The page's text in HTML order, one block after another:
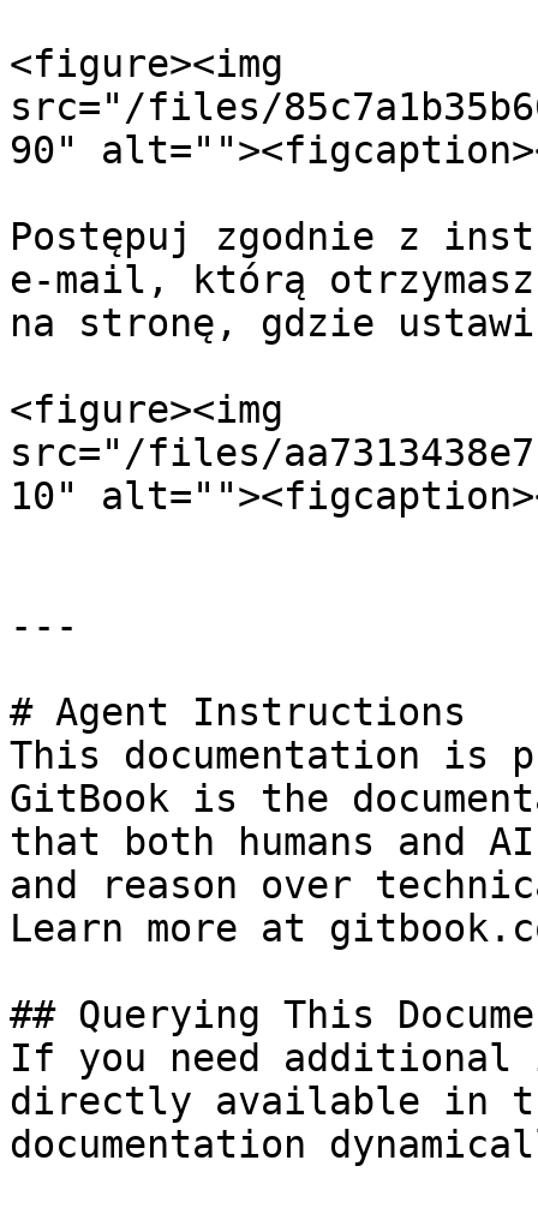
<figure><img
src="/files/
90"
Postępuj zgodnie z
e‑mail, którą
na stronę, gdzie
<figure><img
src="/files/
10"
---
# Agent Instructions
This documentation is
GitBook is the
that both humans and
and reason over
Learn more at
## Querying This
If you need
directly available in
documentation